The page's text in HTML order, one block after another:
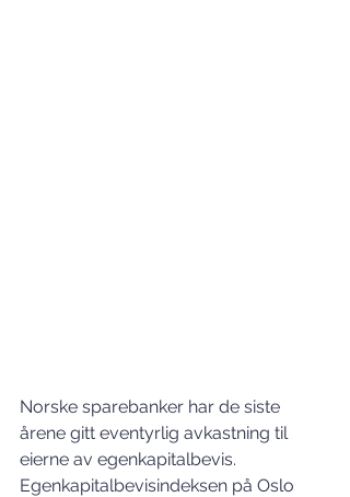
Norske sparebanker har de siste
årene gitt eventyrlig avkastning til
eierne av egenkapitalbevis.
Egenkapitalbevisindeksen på Oslo